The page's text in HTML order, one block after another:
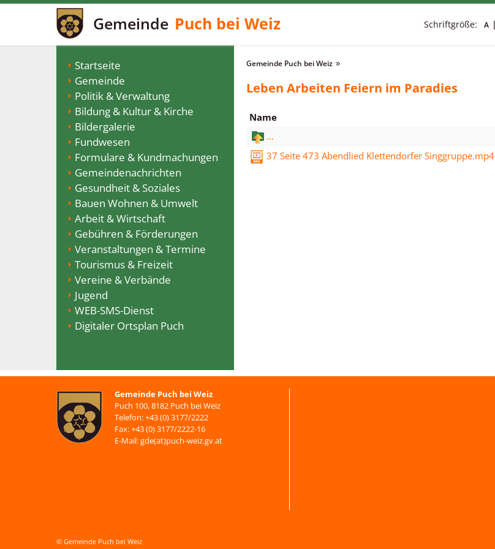
Gemeinde Puch bei Weiz Schriftgröße: A
Startseite
Gemeinde
Politik & Verwaltung
Bildung & Kultur & Kirche
Bildergalerie
Fundwesen
Formulare & Kundmachungen
Gemeindenachrichten
Gesundheit & Soziales
Bauen Wohnen & Umwelt
Arbeit & Wirtschaft
Gebühren & Förderungen
Veranstaltungen & Termine
Tourismus & Freizeit
Vereine & Verbände
Jugend
WEB-SMS-Dienst
Digitaler Ortsplan Puch
Gemeinde Puch bei Weiz
Leben Arbeiten Feiern im Paradies
Name
...
37 Seite 473 Abendlied Klettendorfer Singgruppe.mp4
Gemeinde Puch bei Weiz
Puch 100, 8182 Puch bei Weiz
Telefon: +43 (0) 3177/2222
Fax: +43 (0) 3177/2222-16
E-Mail: gde(at)puch-weiz.gv.at
© Gemeinde Puch bei Weiz